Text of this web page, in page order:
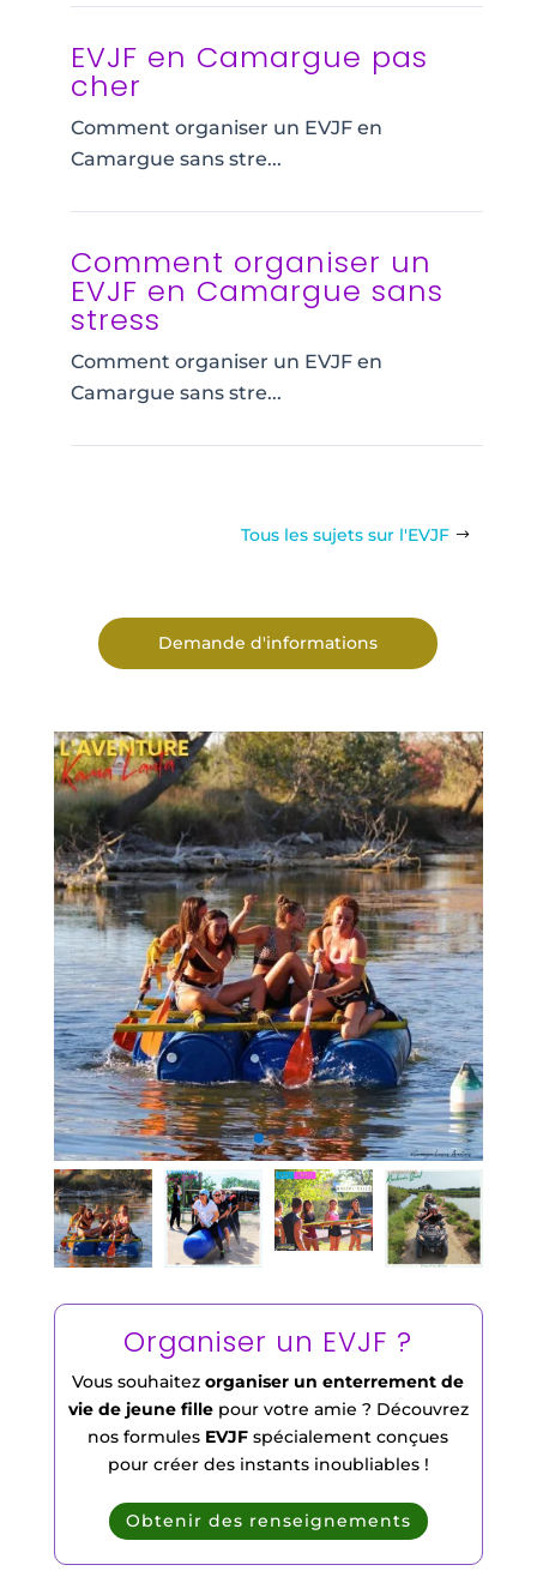
EVJF en Camargue pas
cher
Comment organiser un EVJF en
Camargue sans stre...
Comment organiser un
EVJF en Camargue sans
stress
Comment organiser un EVJF en
Camargue sans stre...
Tous les sujets sur l'EVJF
Demande d'informations
Organiser un EVJF ?
Vous souhaitezorganiser un enterrement de
vie de jeune fillepour votre amie ? Découvrez
nos formules EVJF spécialement conçues
pour créer des instants inoubliables !
Obtenir des renseignements